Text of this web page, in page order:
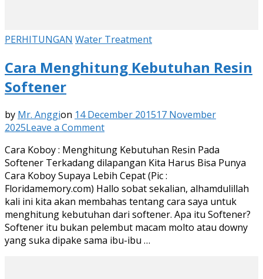
PERHITUNGAN Water Treatment
Cara Menghitung Kebutuhan Resin
Softener
by Mr. Anggion 14 December 201517 November
2025Leave a Commenton
Menghitung
Kebutuhan
Resin
Softener
Cara Koboy : Menghitung Kebutuhan Resin Pada
Softener Terkadang dilapangan Kita Harus Bisa Punya
Cara Koboy Supaya Lebih Cepat (Pic :
Floridamemory.com) Hallo sobat sekalian, alhamdulillah
kali ini kita akan membahas tentang cara saya untuk
menghitung kebutuhan dari softener. Apa itu Softener?
Softener itu bukan pelembut macam molto atau downy
yang suka dipake sama ibu-ibu …